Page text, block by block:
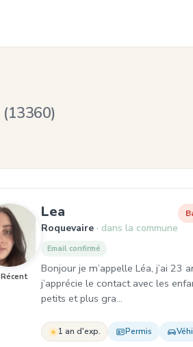
(13360)
Récent
Lea , Baby-sitter à
Roquevaire dans la commune
Email confirmé
Bonjour je m’appelle Léa, j’ai 23
j’apprécie le contact avec les
petits et plus gra…
1 an d'exp. Permis